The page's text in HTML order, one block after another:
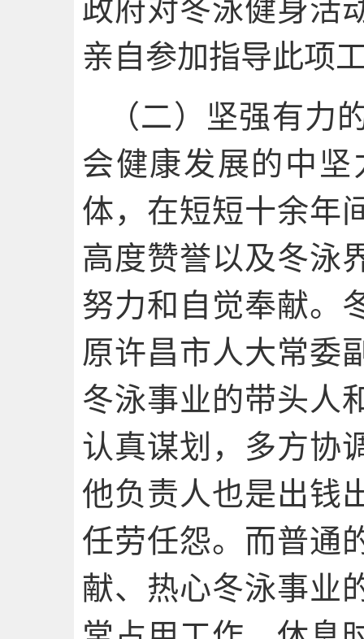
政府对冬泳健身活
亲自参加指导此项
（二）坚强有力
会健康发展的中
体，在短短十余年
高度赞誉以及冬泳
努力和自觉奉献。
原许昌市人大常委
冬泳事业的带头人
认真谋划，多方协
他负责人也是出钱
任劳任怨。而普通
献、热心冬泳事业